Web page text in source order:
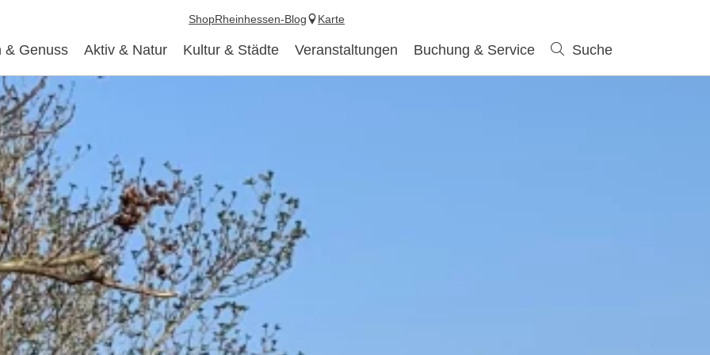
& Genuss Aktiv & Natur Kultur & Städte Veranstaltungen Buchung & Service Suche
ShopRheinhessen-Blog Karte